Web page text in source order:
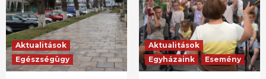
Aktualitások
Egészségügy
Aktualitások
Egyházaink
Esemény